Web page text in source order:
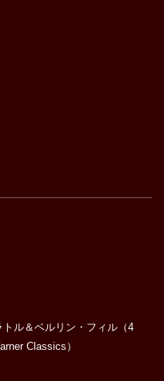
ル＆ベルリン・フィル（4
Classics）